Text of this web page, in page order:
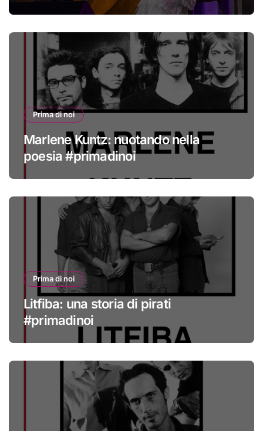
Prima di noi
Marlene Kuntz: nuotando nella
poesia #primadinoi
Prima di noi
Litfiba: una storia di pirati
#primadinoi